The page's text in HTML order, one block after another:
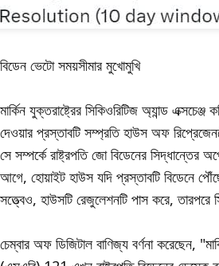
বিডেন ভেটো সময়সীমার মুখোমুখি
মার্কিন যুক্তরাষ্ট্রের সিকিওরিটিজ অ্যান্ড
দেওয়ার প্রস্তাবটি সম্প্রতি হাউস অফ
সে সম্পর্কে রাষ্ট্রপতি জো বিডেনের সিদ্ধান্তের
আগে, হোয়াইট হাউস যদি প্রস্তাবটি বিডেনে
সত্ত্বেও, হাউসটি রেজুলেশনটি পাস করে, তারপরে
চেম্বার অফ ডিজিটাল বাণিজ্য বর্ণনা করেছেন,